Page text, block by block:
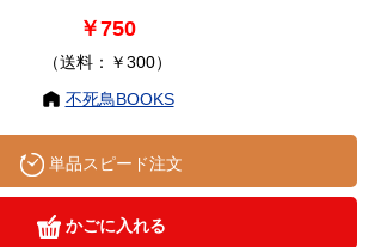
￥750
（送料：￥300）
不死鳥BOOKS
単品スピード注文
かごに入れる